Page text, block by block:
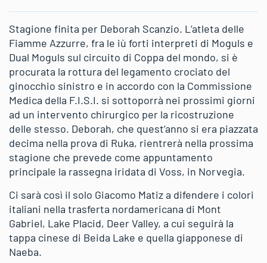
Stagione finita per Deborah Scanzio. L’atleta delle
Fiamme Azzurre, fra le iù forti interpreti di Moguls e
Dual Moguls sul circuito di Coppa del mondo, si è
procurata la rottura del legamento crociato del
ginocchio sinistro e in accordo con la Commissione
Medica della F.I.S.I. si sottoporrà nei prossimi giorni
ad un intervento chirurgico per la ricostruzione
delle stesso. Deborah, che quest’anno si era piazzata
decima nella prova di Ruka, rientrerà nella prossima
stagione che prevede come appuntamento
principale la rassegna iridata di Voss, in Norvegia.
Ci sarà così il solo Giacomo Matiz a difendere i colori
italiani nella trasferta nordamericana di Mont
Gabriel, Lake Placid, Deer Valley, a cui seguirà la
tappa cinese di Beida Lake e quella giapponese di
Naeba.